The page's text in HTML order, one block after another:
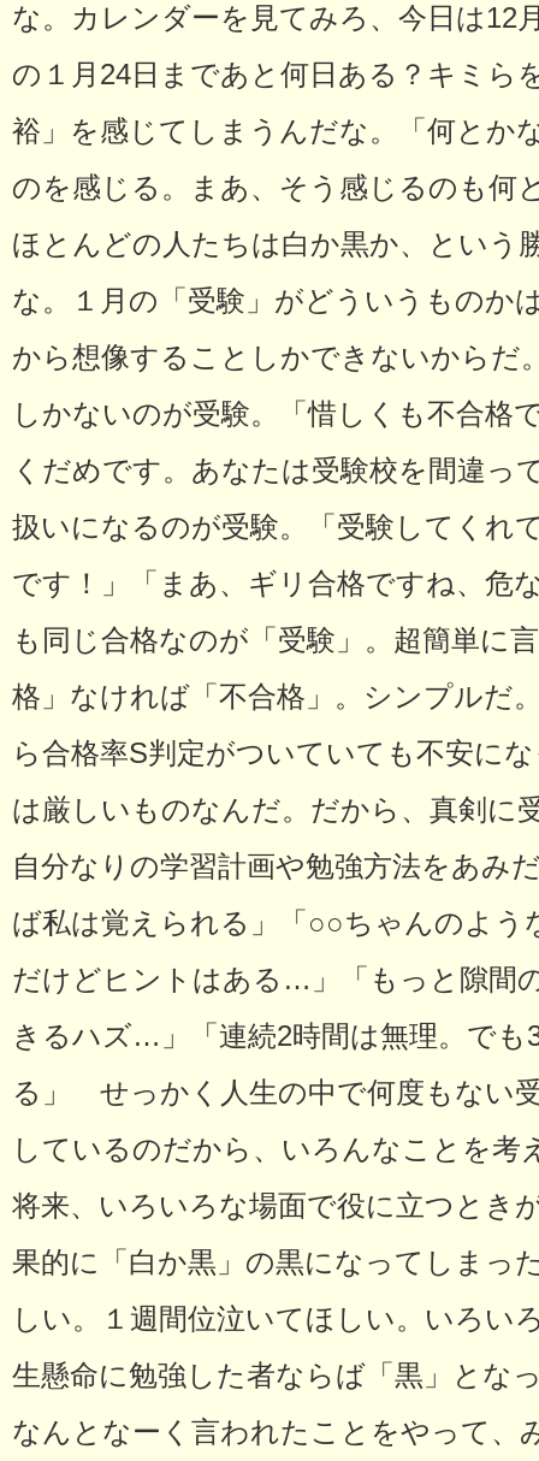
な。カレンダーを見てみろ、今日は12
の１月24日まであと何日ある？キミら
裕」を感じてしまうんだな。「何とか
のを感じる。まあ、そう感じるのも何
ほとんどの人たちは白か黒か、という
な。１月の「受験」がどういうものか
から想像することしかできないからだ
しかないのが受験。「惜しくも不合格
くだめです。あなたは受験校を間違っ
扱いになるのが受験。「受験してくれ
です！」「まあ、ギリ合格ですね、危
も同じ合格なのが「受験」。超簡単に
格」なければ「不合格」。シンプルだ
ら合格率S判定がついていても不安に
は厳しいものなんだ。だから、真剣に
自分なりの学習計画や勉強方法をあみ
ば私は覚えられる」「○○ちゃんのよう
だけどヒントはある…」「もっと隙間
きるハズ…」「連続2時間は無理。で
る」 せっかく人生の中で何度もない
しているのだから、いろんなことを考
将来、いろいろな場面で役に立つとき
果的に「白か黒」の黒になってしまっ
しい。１週間位泣いてほしい。いろい
生懸命に勉強した者ならば「黒」とな
なんとなーく言われたことをやって、